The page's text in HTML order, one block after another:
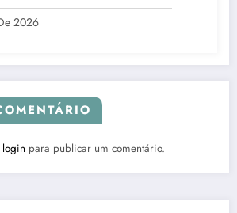
2026
login para publicar um comentário.